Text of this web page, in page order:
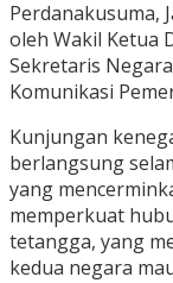
Perdanakusuma,
oleh Wakil Ketua
Sekretaris
Komunikasi
Kunjungan
berlangsung
yang
memperkuat
tetangga, yang
kedua negara